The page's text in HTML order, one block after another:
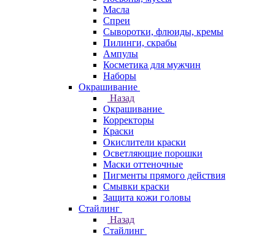
Масла
Спреи
Сыворотки, флюиды, кремы
Пилинги, скрабы
Ампулы
Косметика для мужчин
Наборы
Окрашивание
Назад
Окрашивание
Корректоры
Краски
Окислители краски
Осветляющие порошки
Маски оттеночные
Пигменты прямого действия
Смывки краски
Защита кожи головы
Стайлинг
Назад
Стайлинг